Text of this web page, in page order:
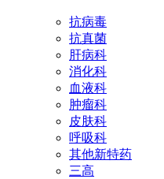
抗病毒
抗真菌
肝病科
消化科
血液科
肿瘤科
皮肤科
呼吸科
其他新特药
三高